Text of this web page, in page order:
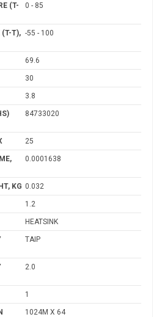
(T-
0 - 85
(T-T), -55 - 100
69.6
30
3.8
84733020
25
0.0001638
KG 0.032
1.2
HEATSINK
TAIP
2.0
1
1024M X 64